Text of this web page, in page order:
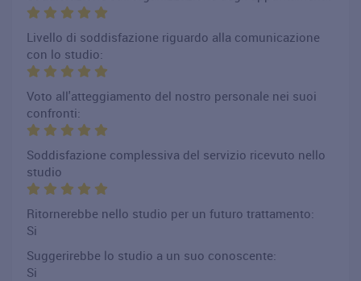
Livello di soddisfazione riguardo alla comunicazione
con lo studio:
Voto all'atteggiamento del nostro personale nei suoi
confronti:
Soddisfazione complessiva del servizio ricevuto nello
studio
Ritornerebbe nello studio per un futuro trattamento:
Si
Suggerirebbe lo studio a un suo conoscente:
Si